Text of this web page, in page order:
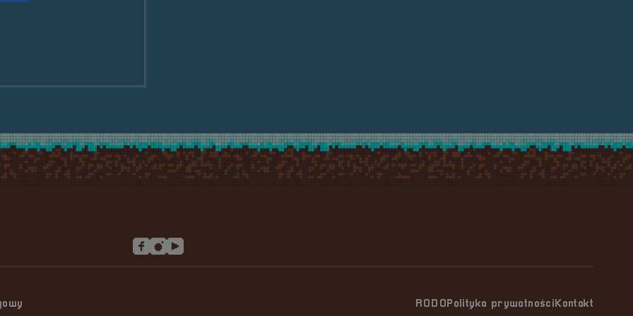
RODO Polityka prywatności Kontakt